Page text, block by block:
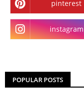
pinterest
instagram
POPULAR POSTS